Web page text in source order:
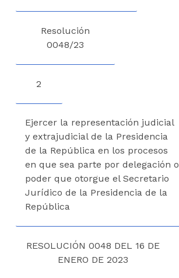
Resolución
0048/23
2
Ejercer la representación judicial
y extrajudicial de la Presidencia
de la República en los procesos
en que sea parte por delegación o
poder que otorgue el Secretario
Jurídico de la Presidencia de la
República
RESOLUCIÓN 0048 DEL 16 DE
ENERO DE 2023